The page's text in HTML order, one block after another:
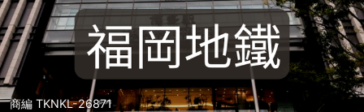
商編 TKNKL-26871